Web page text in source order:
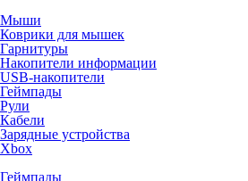
Мыши
Коврики для мышек
Гарнитуры
Накопители информации
USB-накопители
Геймпады
Рули
Кабели
Зарядные устройства
Xbox
Геймпады